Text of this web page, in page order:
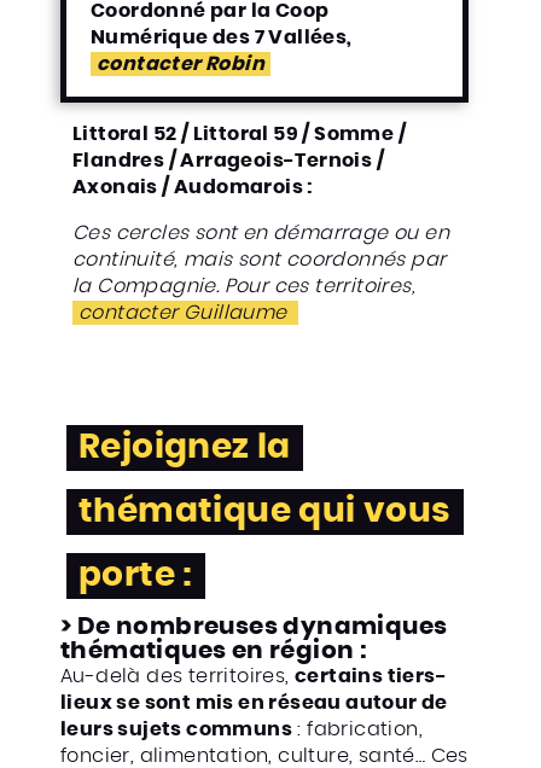
Coordonné par la Coop
Numérique des 7 Vallées,
contacter Robin
Littoral 52 / Littoral 59 / Somme /
Flandres / Arrageois-Ternois /
Axonais / Audomarois :
Ces cercles sont en démarrage ou en
continuité, mais sont coordonnés par
la Compagnie. Pour ces territoires,
contacter Guillaume
Rejoignez la
thématique qui vous
porte :
> De nombreuses dynamiques
thématiques en région :
Au-delà des territoires, certains tiers-
lieux se sont mis en réseau autour de
leurs sujets communs : fabrication,
foncier, alimentation, culture, santé… Ces